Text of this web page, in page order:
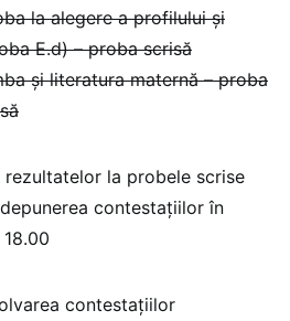
la alegere a profilului și
E.d) – proba scrisă
și literatura maternă – proba
rezultatelor la probele scrise
contestațiilor în
contestațiilor